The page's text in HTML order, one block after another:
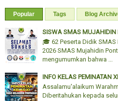
Popular Tags Blog
SISWA SMAS MUJAHIDIN
🎓 62 Peserta Didik
2026 SMAS Mujahidin
mengumumkan bahwa ...
INFO KELAS PEMINATAN XI
Assalamu'alaikum
Diberitahukan kepada